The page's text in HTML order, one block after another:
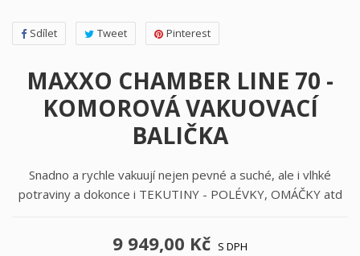
Sdílet Tweet Pinterest
MAXXO CHAMBER LINE 70 -
KOMOROVÁ VAKUOVACÍ
BALIČKA
Snadno a rychle vakuují nejen pevné a suché, ale i vlhké
potraviny a dokonce i TEKUTINY - POLÉVKY, OMÁČKY atd
9 949,00 Kč S DPH